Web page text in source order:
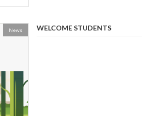
News WELCOME STUDENTS